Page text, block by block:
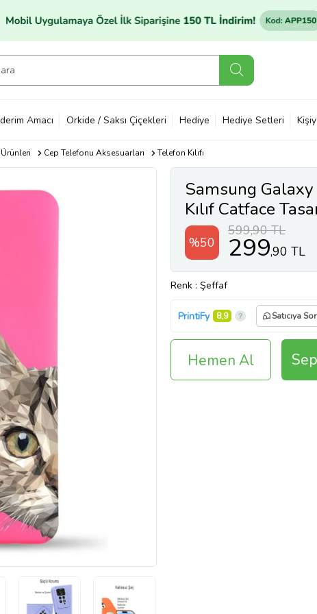
Amacı Orkide / Saksı Çiçekleri Hediye Hediye Setleri
Cep Telefonu Aksesuarları Telefon Kılıfı
Samsung
Kılıf Catface
Pembe (Şeffaf)
%50
599,90 TL
299,90 TL
Renk : Şeffaf
PrintiFy 8,9 Satıcıya Sor
Hemen Al